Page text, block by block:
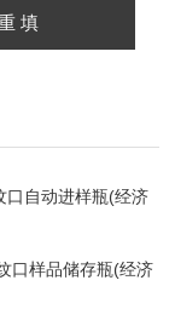
口自动进样瓶(经济
口样品储存瓶(经济